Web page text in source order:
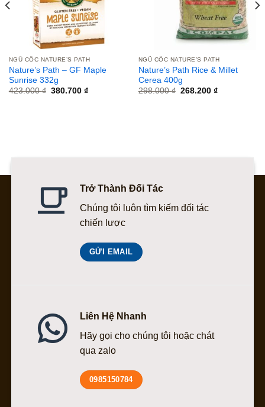
NGŨ CỐC NATURE’S PATH
Nature’s Path – GF Maple
Sunrise 332g
423.000₫ Giá
380.700 ₫Giá
NGŨ CỐC NATURE’S PATH
Nature’s Path Rice & Millet
Cerea 400g
298.000₫ Giá
268.200 ₫Giá
Trở Thành Đối Tác
Chúng tôi luôn tìm kiếm đối tác
chiến lược
GỬI EMAIL
Liên Hệ Nhanh
Hãy gọi cho chúng tôi hoặc chát
qua zalo
0985150784